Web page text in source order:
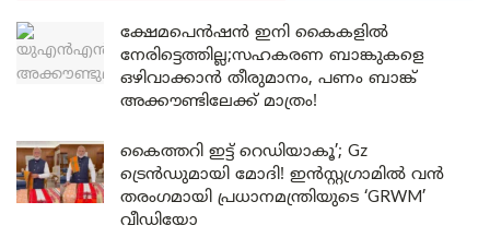
ക്ഷേമപെൻഷൻ ഇനി കൈകളിൽ
നേരിട്ടെത്തില്ല;സഹകരണ ബാങ്കുകളെ
ഒഴിവാക്കാൻ തീരുമാനം, പണം ബാങ്ക്
അക്കൗണ്ടിലേക്ക് മാത്രം!
കൈത്തറി ഇട്ട് റെഡിയാകൂ’; Gz
ട്രെൻഡുമായി മോദി! ഇൻസ്റ്റഗ്രാമിൽ വൻ
തരംഗമായി പ്രധാനമന്ത്രിയുടെ ‘GRWM’
വീഡിയോ